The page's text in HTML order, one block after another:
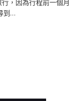
，因為行程前一個月
到…